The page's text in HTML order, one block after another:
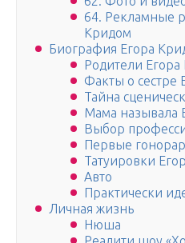
64. Рекламные
Кридом
Биография Егора
Родители Егора
Факты о сестре
Тайна
Мама называла
Выбор
Первые
Татуировки
Авто
Практически
Личная жизнь
Нюша